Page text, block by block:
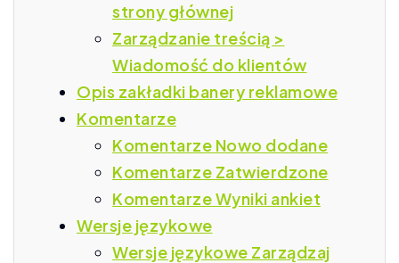
strony głównej
Zarządzanie treścią >
Wiadomość do klientów
Opis zakładki banery reklamowe
Komentarze
Komentarze Nowo dodane
Komentarze Zatwierdzone
Komentarze Wyniki ankiet
Wersje językowe
Wersje językowe Zarządzaj